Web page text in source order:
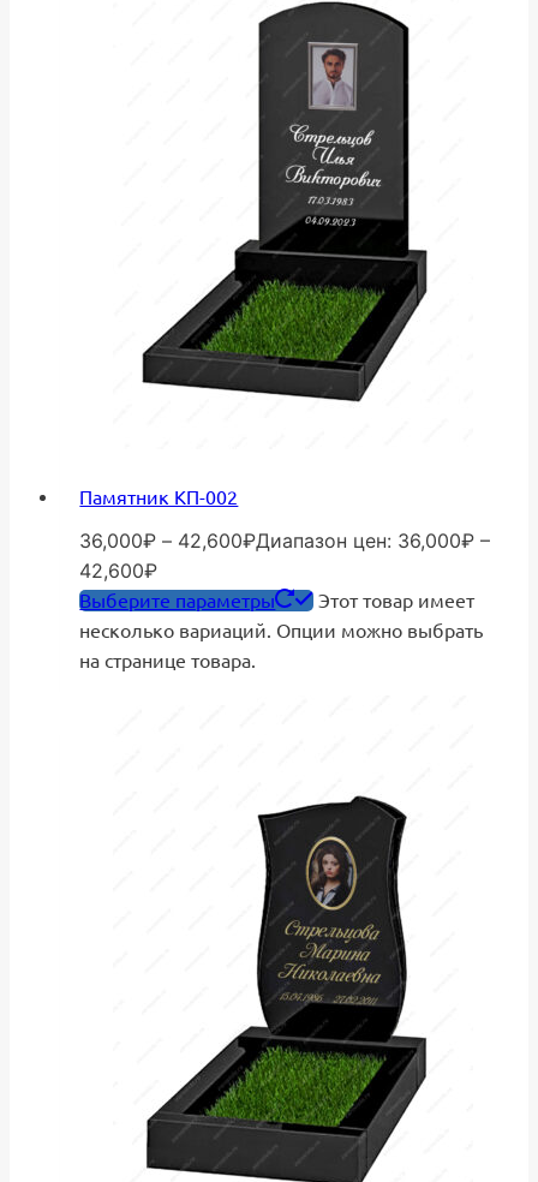
Памятник КП-002
36,000₽ – 42,600₽Диапазон цен: 36,000₽ –
42,600₽
Выберите параметры
Этот товар имеет
несколько вариаций. Опции можно выбрать
на странице товара.